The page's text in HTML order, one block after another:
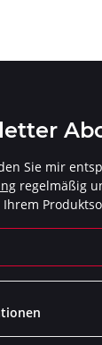
Sie mir
regelmäßig